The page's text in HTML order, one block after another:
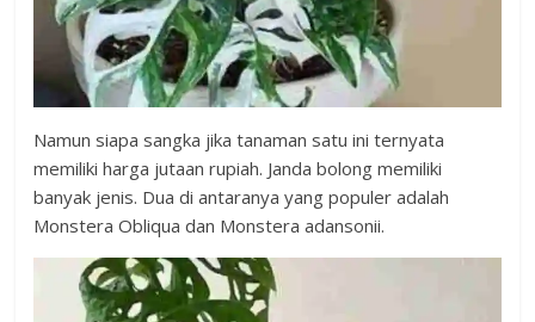
Namun siapa sangka jika tanaman satu ini ternyata
memiliki harga jutaan rupiah. Janda bolong memiliki
banyak jenis. Dua di antaranya yang populer adalah
Monstera Obliqua dan Monstera adansonii.